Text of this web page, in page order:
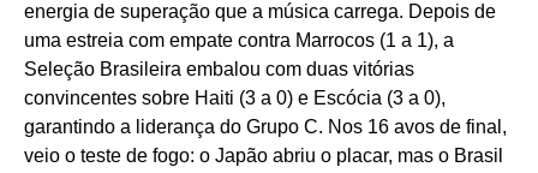
energia de superação que a música carrega. Depois de
uma estreia com empate contra Marrocos (1 a 1), a
Seleção Brasileira embalou com duas vitórias
convincentes sobre Haiti (3 a 0) e Escócia (3 a 0),
garantindo a liderança do Grupo C. Nos 16 avos de final,
veio o teste de fogo: o Japão abriu o placar, mas o Brasil